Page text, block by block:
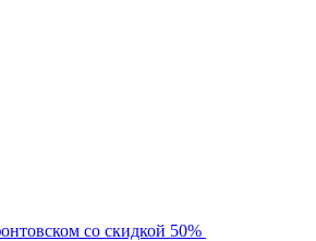
со скидкой 50%